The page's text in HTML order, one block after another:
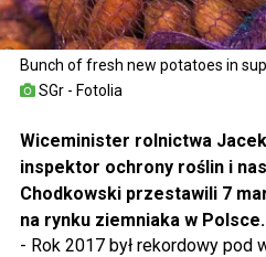
Bunch of fresh new potatoes in
SGr - Fotolia
Wiceminister rolnictwa
inspektor ochrony roślin i
Chodkowski przestawili 7
na rynku ziemniaka w Polsce.
- Rok 2017 był rekordowy pod